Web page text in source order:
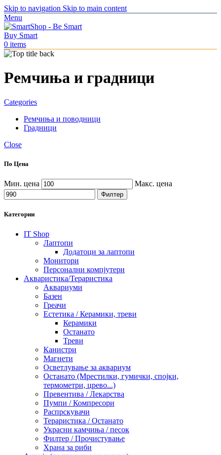
Skip to navigation Skip to main content
Menu
0 items
Ремчиња и градници
Categories
Ремчиња и поводници
Градници
Close
По Цена
Мин. цена Макс. цена
Филтер
Категории
IT Shop
Лаптопи
Додатоци за лаптопи
Монитори
Персонални компјутери
Акваристика/Тераристика
Аквариуми
Базен
Греачи
Естетика / Керамики, треви
Керамики
Останато
Треви
Канистри
Магнети
Осветлување за аквариум
Останато (Мрестилки, гумички, спојки,
термометри, црево...)
Превентива / Лекарства
Пумпи / Компресори
Распрскувачи
Тераристика / Останато
Украсни камчиња / песок
Филтер / Прочистување
Храна за риби